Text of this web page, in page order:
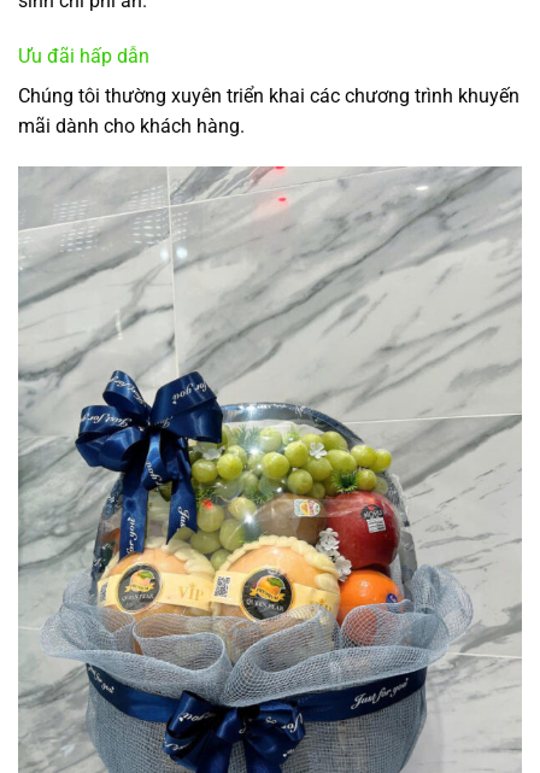
Ưu đãi hấp dẫn
Chúng tôi thường xuyên triển khai các chương trình khuyến
mãi dành cho khách hàng.